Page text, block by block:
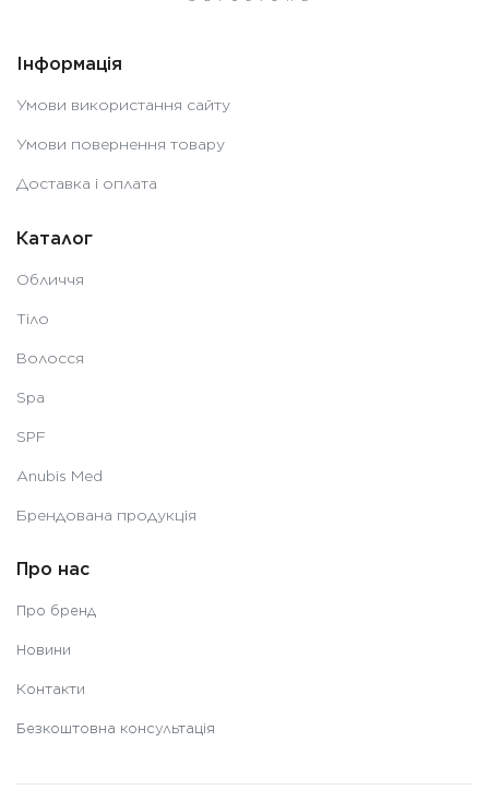
Інформація
Умови використання сайту
Умови повернення товару
Доставка і оплата
Каталог
Обличчя
Тіло
Волосся
Spa
SPF
Anubis Med
Брендована продукція
Про нас
Про бренд
Новини
Контакти
Безкоштовна консультація